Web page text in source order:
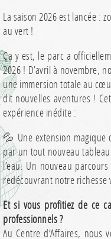
La saison 2026 est lancée :
au vert !
Ça y est, le parc a
2026 ! D’avril à novembre,
une immersion totale au
dit nouvelles aventures !
expérience inédite :
💦 Une extension magique
par un tout nouveau
l’eau. Un nouveau
redécouvrant notre richesse
Et si vous profitiez de ce
professionnels ?
Au Centre d’Affaires, nous